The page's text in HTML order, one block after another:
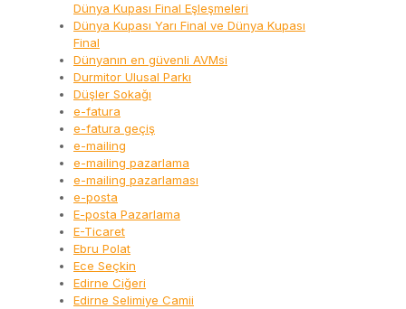
Dünya Kupası Final Eşleşmeleri
Dünya Kupası Yarı Final ve Dünya Kupası
Final
Dünyanın en güvenli AVMsi
Durmitor Ulusal Parkı
Düşler Sokağı
e-fatura
e-fatura geçiş
e-mailing
e-mailing pazarlama
e-mailing pazarlaması
e-posta
E-posta Pazarlama
E-Ticaret
Ebru Polat
Ece Seçkin
Edirne Ciğeri
Edirne Selimiye Camii